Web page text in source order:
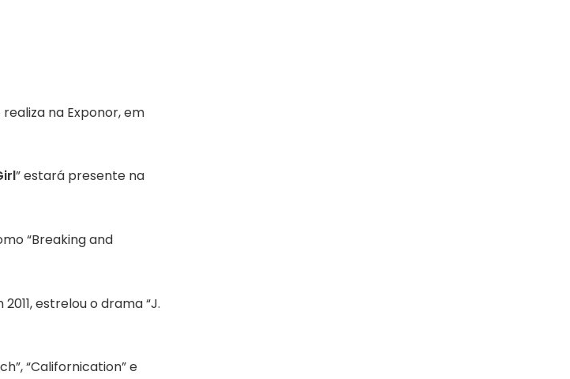
na Exponor, em
” estará presente na
“Breaking and
estrelou o drama “J.
“Californication” e